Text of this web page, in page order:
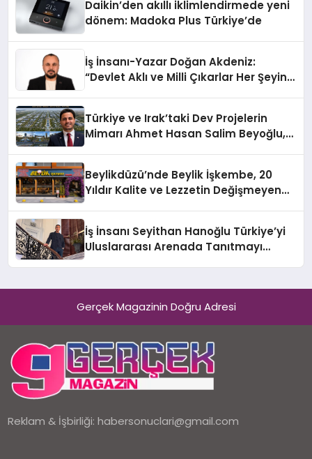
Daikin’den akıllı iklimlendirmede yeni
dönem: Madoka Plus Türkiye’de
İş İnsanı-Yazar Doğan Akdeniz:
“Devlet Aklı ve Milli Çıkarlar Her Şeyin
Türkiye ve Irak’taki Dev Projelerin
Mimarı Ahmet Hasan Salim Beyoğlu,
Hayata Geçirecek
Beylikdüzü’nde Beylik İşkembe, 20
Yıldır Kalite ve Lezzetin Değişmeyen
İş İnsanı Seyithan Hanoğlu Türkiye’yi
Uluslararası Arenada Tanıtmayı
Gerçek Magazinin Doğru Adresi
Reklam & İşbirliği:habersonuclari@gmail.com